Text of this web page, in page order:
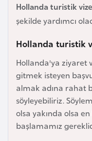
Hollanda turistik
şekilde yardımcı
Hollanda turistik
Hollanda'ya ziyaret
gitmek isteyen
almak adına rahat
söyleyebiliriz.
olsa yakında olsa
başlamamız
B
h
r
y
n
B